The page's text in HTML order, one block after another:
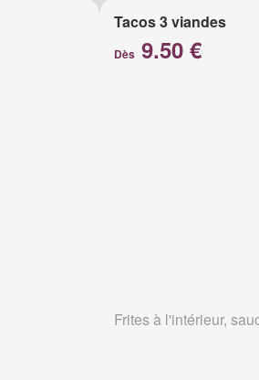
Tacos 3 viandes
Dès 9.50 €
Frites à l'intérieur,